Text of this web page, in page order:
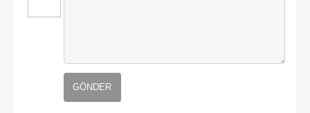
GÖNDER